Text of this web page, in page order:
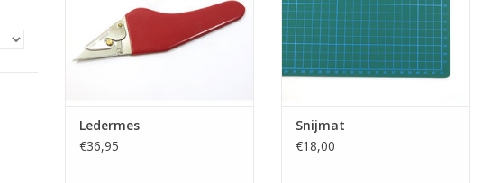
Ledermes
€36,95
Snijmat
€18,00